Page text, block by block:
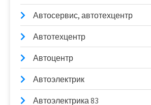
Автосервис, автотехцентр
Автотехцентр
Автоцентр
Автоэлектрик
Автоэлектрика 83